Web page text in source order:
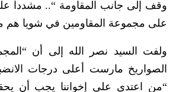
وقف إلى جانب المقاومة “.. مشدداً
على مجموعة المقاومين في شويا هم
ولفت السيد نصر الله إلى أن
الصواريخ مارست أعلى درجات
“من اعتدى على إخواننا يجب أن